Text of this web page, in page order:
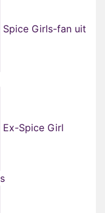
Spice Girls-fan uit
Ex-Spice Girl